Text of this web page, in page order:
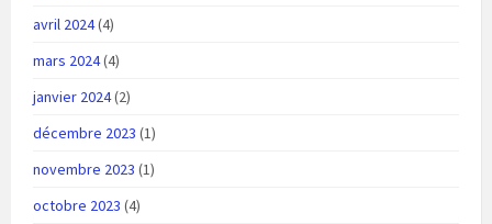
avril 2024(4)
mars 2024(4)
janvier 2024(2)
décembre 2023 (1)
novembre 2023 (1)
octobre 2023 (4)